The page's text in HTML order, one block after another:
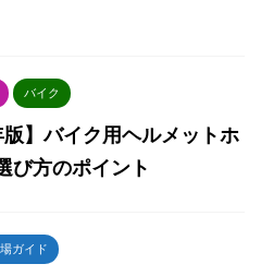
バイク
版】バイク用ヘルメットホ
び方のポイント
ガイド